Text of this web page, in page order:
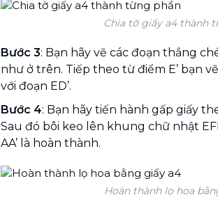
Chia tờ giấy a4 thành
Bước 3: Bạn hãy vẽ các đoạn thẳng chéo
như ở trên. Tiếp theo từ điểm E’ bạn
với đoạn ED’.
Bước 4: Bạn hãy tiến hành gấp giấy
Sau đó bôi keo lên khung chữ nhật
AA’ là hoàn thành.
Hoàn thành lọ hoa